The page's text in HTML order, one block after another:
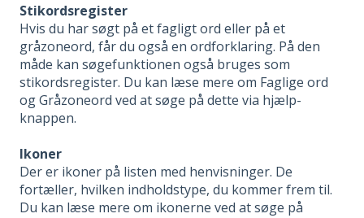
Stikordsregister
Hvis du har søgt på et fagligt ord eller på et
gråzoneord, får du også en ordforklaring. På den
måde kan søgefunktionen også bruges som
stikordsregister. Du kan læse mere om Faglige ord
og Gråzoneord ved at søge på dette via hjælp-
knappen.
Ikoner
Der er ikoner på listen med henvisninger. De
fortæller, hvilken indholdstype, du kommer frem til.
Du kan læse mere om ikonerne ved at søge på